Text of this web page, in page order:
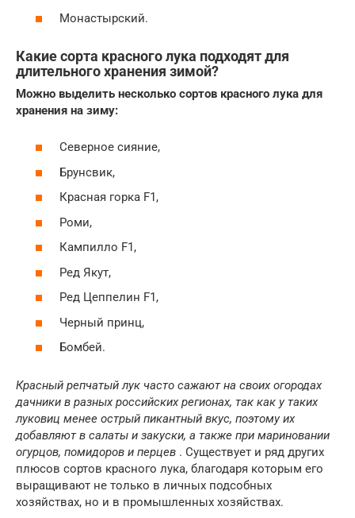
Монастырский.
Какие сорта красного лука подходят для
длительного хранения зимой?
Можно выделить несколько сортов красного лука для
хранения на зиму:
Северное сияние,
Брунсвик,
Красная горка F1,
Роми,
Кампилло F1,
Ред Якут,
Ред Цеппелин F1,
Черный принц,
Бомбей.
Красный репчатый лук часто сажают на своих огородах
дачники в разных российских регионах, так как у таких
луковиц менее острый пикантный вкус, поэтому их
добавляют в салаты и закуски, а также при мариновании
огурцов, помидоров и перцев . Существует и ряд других
плюсов сортов красного лука, благодаря которым его
выращивают не только в личных подсобных
хозяйствах, но и в промышленных хозяйствах.